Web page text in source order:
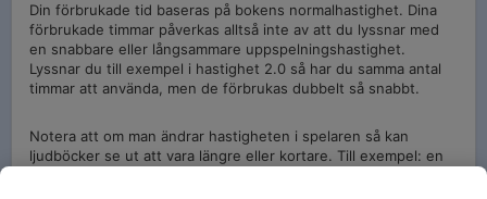
Din förbrukade tid baseras på bokens normalhastighet. Dina
förbrukade timmar påverkas alltså inte av att du lyssnar med
en snabbare eller långsammare uppspelningshastighet.
Lyssnar du till exempel i hastighet 2.0 så har du samma antal
timmar att använda, men de förbrukas dubbelt så snabbt.
Notera att om man ändrar hastigheten i spelaren så kan
ljudböcker se ut att vara längre eller kortare. Till exempel: en